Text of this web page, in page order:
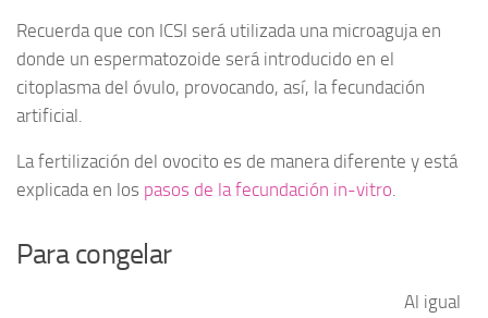
Recuerda que con ICSI será utilizada una microaguja en
donde un espermatozoide será introducido en el
citoplasma del óvulo, provocando, así, la fecundación
artificial.
La fertilización del ovocito es de manera diferente y está
explicada en los pasos de la fecundación in-vitro.
Para congelar
Al igual